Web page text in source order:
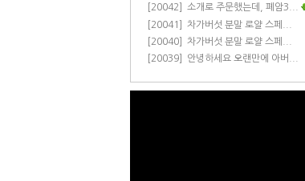
[20042] 소개로 주문했는데, 폐암3...
[20041] 차가버섯 분말 로얄 스페...
[20040] 차가버섯 분말 로얄 스페...
[20039] 안녕하세요 오랜만에 아버...